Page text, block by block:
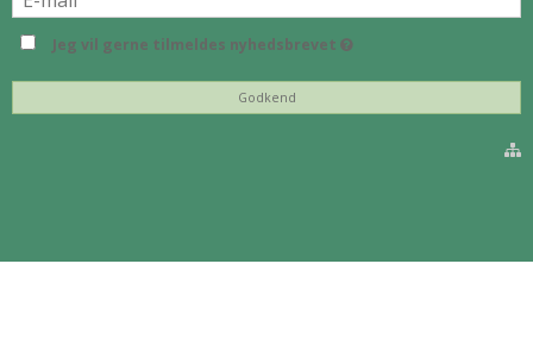
Jeg vil gerne tilmeldes nyhedsbrevet
Godkend